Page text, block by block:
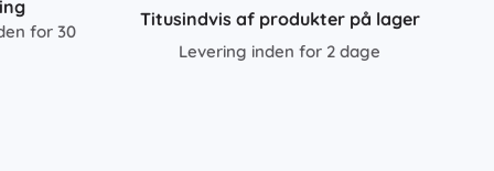
for 30
Titusindvis af produkter på lager
Levering inden for 2 dage